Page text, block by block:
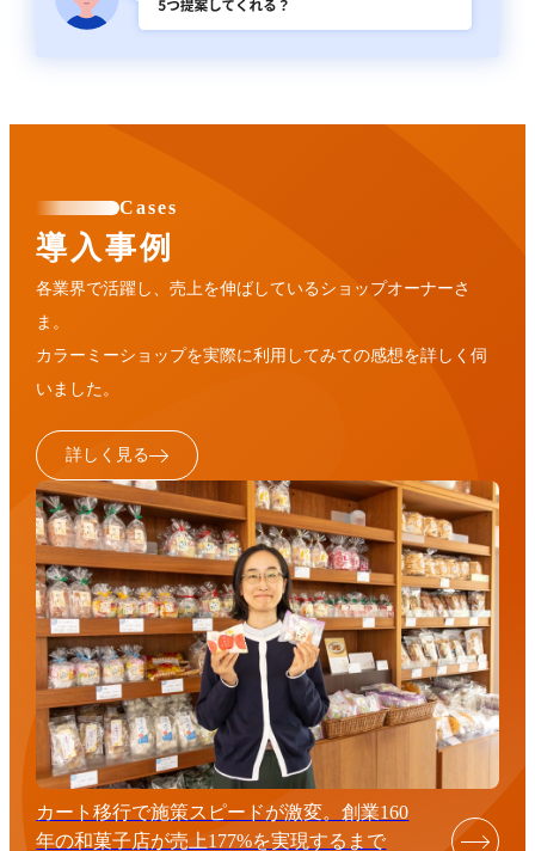
Cases
導入事例
各業界で活躍し、売上を伸ばしているショップオーナーさ
ま。
カラーミーショップを実際に利用してみての感想を詳しく伺
いました。
詳しく見る
カート移行で施策スピードが激変。創業160
年の和菓子店が売上177%を実現するまで